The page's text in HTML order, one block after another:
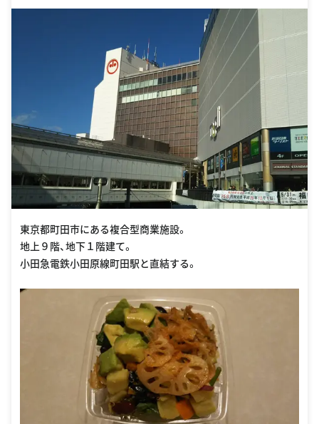
東京都町田市にある複合型商業施設。
地上９階、地下１階建て。
小田急電鉄小田原線町田駅と直結する。